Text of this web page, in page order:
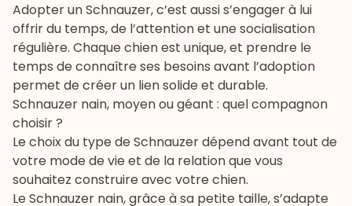
Adopter un Schnauzer, c’est aussi s’engager à lui
offrir du temps, de l’attention et une socialisation
régulière. Chaque chien est unique, et prendre le
temps de connaître ses besoins avant l’adoption
permet de créer un lien solide et durable.
Schnauzer nain, moyen ou géant : quel compagnon
choisir ?
Le choix du type de Schnauzer dépend avant tout de
votre mode de vie et de la relation que vous
souhaitez construire avec votre chien.
Le Schnauzer nain, grâce à sa petite taille, s’adapte